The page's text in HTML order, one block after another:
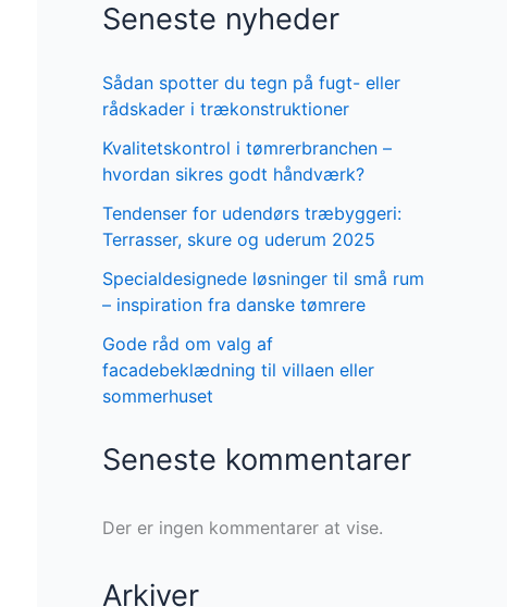
Seneste nyheder
Sådan spotter du tegn på fugt- eller
rådskader i trækonstruktioner
Kvalitetskontrol i tømrerbranchen –
hvordan sikres godt håndværk?
Tendenser for udendørs træbyggeri:
Terrasser, skure og uderum 2025
Specialdesignede løsninger til små rum
– inspiration fra danske tømrere
Gode råd om valg af
facadebeklædning til villaen eller
sommerhuset
Seneste kommentarer
Der er ingen kommentarer at vise.
Arkiver